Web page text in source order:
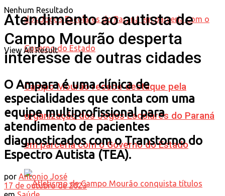
Campo Mourão recebe destaque pela
organização dos Jogos Escolares do Paraná
em parceria com o Governo do Estado
Nenhum Resultado
View All Result
Atendimento ao autista de
Campo Mourão desperta
interesse de outras cidades
O Ampara é uma clínica de
especialidades que conta com uma
equipe multiprofissional para
atendimento de pacientes
diagnosticados com o Transtorno do
Espectro Autista (TEA).
por Antonio José
17 de outubro de 2023